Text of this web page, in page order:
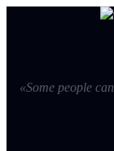
«Some people